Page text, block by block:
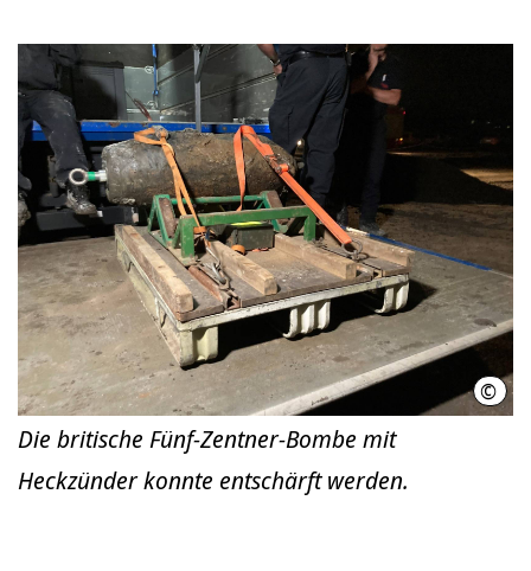
©
Die britische Fünf-Zentner-Bombe mit
Heckzünder konnte entschärft werden.